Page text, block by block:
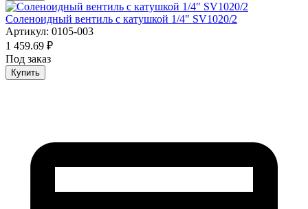
Соленоидный вентиль с катушкой 1/4" SV1020/2
Артикул: 0105-003
1 459.69 ₽
Под заказ
Купить